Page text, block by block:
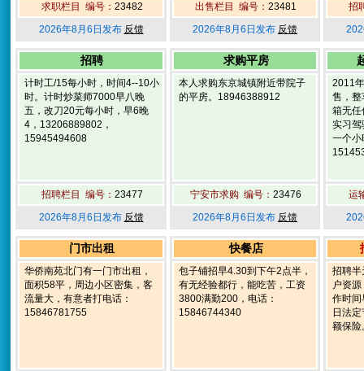
求职栏目 编号： 23482
2026年8月6日发布 反馈
出售栏目 编号： 23481
2026年8月6日发布 反馈
招
招聘
计时工/15每小时，时间4--10小
时。计时炒菜师7000早八晚
五，改刀20元每小时，早6晚
4，13206889802，
15945494608
招聘栏目 编号： 23477
2026年8月6日发布 反馈
求购平房
本人求购东京城镇附近带院子
的平房。18946388912
宁安市求购 编号： 23476
2026年8月6日发布 反馈
2011
售，整
箱无任
实习驾
一个小
运
门市出租
华侨南苑北门有一门市出租，
面积58平，周边小区密集，客
流量大，有意者打电话：
15846781755
快餐店
包子铺招早4.30到下午2点半，
有无经验都行，能吃苦，工资
3800满勤200，电话：
15846744340
招聘半
户资
作时
日法
额保